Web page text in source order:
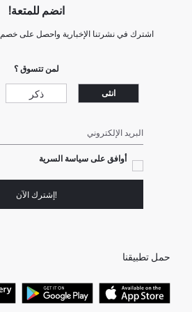
انضم للمتعة!
اشترك في نشرتنا الإخبارية واحصل على خصم 10٪ على تسوقك الأول!
لمن تتسوق ؟
انثى ذكر
البريد الإلكتروني
أوافق على سياسة السرية
!إشترك الآن
حمل تطبيقنا